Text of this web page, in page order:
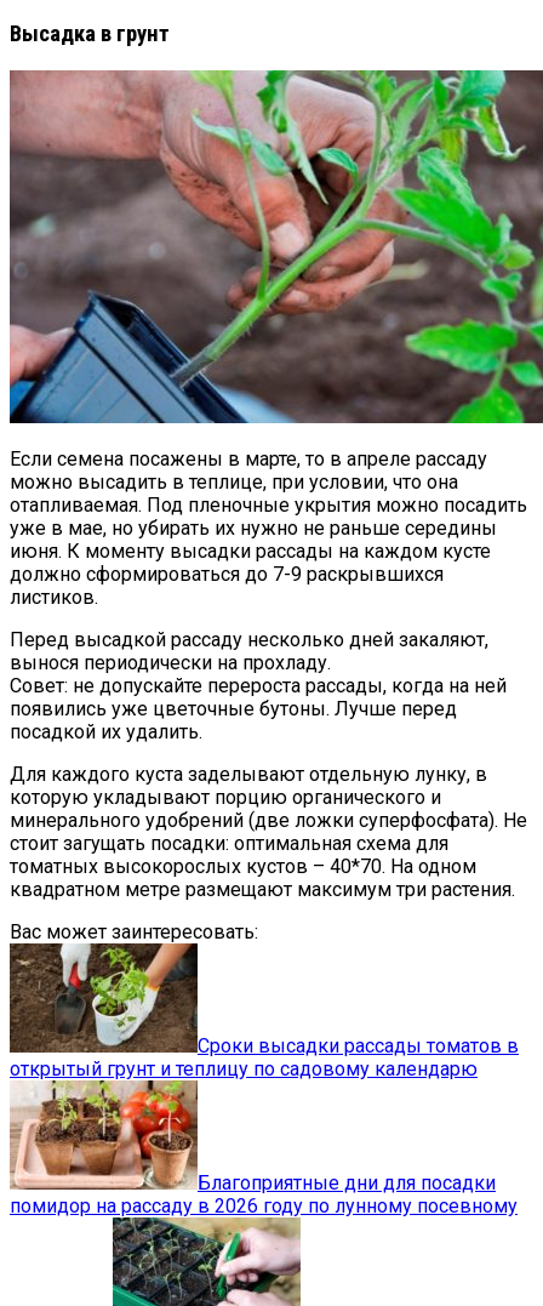
Высадка в грунт
Если семена посажены в марте, то в апреле рассаду
можно высадить в теплице, при условии, что она
отапливаемая. Под пленочные укрытия можно посадить
уже в мае, но убирать их нужно не раньше середины
июня. К моменту высадки рассады на каждом кусте
должно сформироваться до 7-9 раскрывшихся
листиков.
Перед высадкой рассаду несколько дней закаляют,
вынося периодически на прохладу.
Совет: не допускайте перероста рассады, когда на ней
появились уже цветочные бутоны. Лучше перед
посадкой их удалить.
Для каждого куста заделывают отдельную лунку, в
которую укладывают порцию органического и
минерального удобрений (две ложки суперфосфата). Не
стоит загущать посадки: оптимальная схема для
томатных высокорослых кустов – 40*70. На одном
квадратном метре размещают максимум три растения.
Вас может заинтересовать:
Сроки высадки рассады томатов в
открытый грунт и теплицу по садовому календарю
Благоприятные дни для посадки
помидор на рассаду в 2026 году по лунному посевному